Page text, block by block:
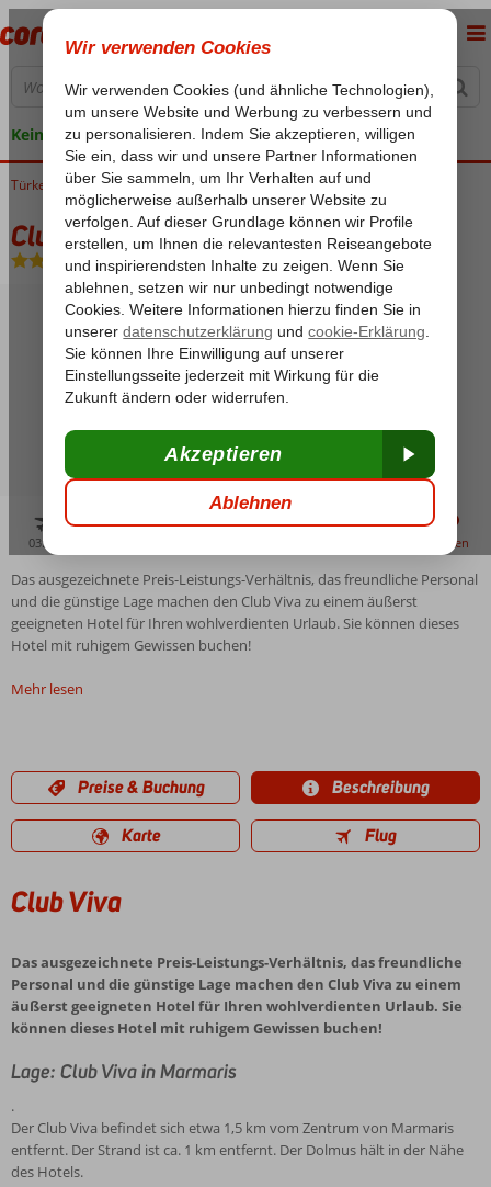
Keine versteckten Kosten
Home
Türkei Ägäische Küste Marmaris Armutalan Club Viva
Club Viva
All Inclusive-Hotel
03:30 merken
Das ausgezeichnete Preis-Leistungs-Verhältnis, das freundliche Personal
und die günstige Lage machen den Club Viva zu einem äußerst
geeigneten Hotel für Ihren wohlverdienten Urlaub. Sie können dieses
Hotel mit ruhigem Gewissen buchen!
Mehr lesen
Preise & Buchung Beschreibung
Karte Flug
Club Viva
Das ausgezeichnete Preis-Leistungs-Verhältnis, das freundliche
Personal und die günstige Lage machen den Club Viva zu einem
äußerst geeigneten Hotel für Ihren wohlverdienten Urlaub. Sie
können dieses Hotel mit ruhigem Gewissen buchen!
Lage: Club Viva in Marmaris
.
Der Club Viva befindet sich etwa 1,5 km vom Zentrum von Marmaris
entfernt. Der Strand ist ca. 1 km entfernt. Der Dolmus hält in der Nähe
des Hotels.